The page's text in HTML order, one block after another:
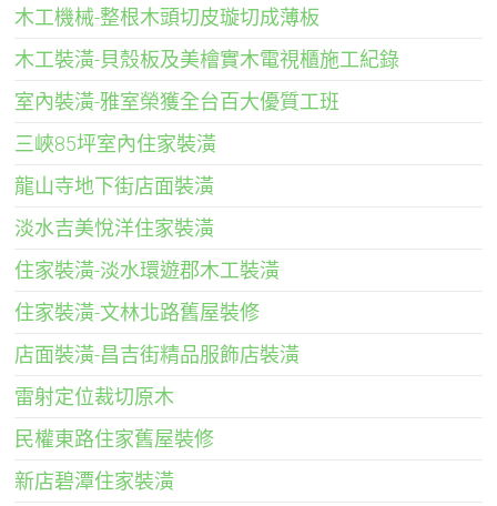
木工機械-整根木頭切皮璇切成薄板
木工裝潢-貝殼板及美檜實木電視櫃施工紀錄
室內裝潢-雅室榮獲全台百大優質工班
三峽85坪室內住家裝潢
龍山寺地下街店面裝潢
淡水吉美悅洋住家裝潢
住家裝潢-淡水環遊郡木工裝潢
住家裝潢-文林北路舊屋裝修
店面裝潢-昌吉街精品服飾店裝潢
雷射定位裁切原木
民權東路住家舊屋裝修
新店碧潭住家裝潢